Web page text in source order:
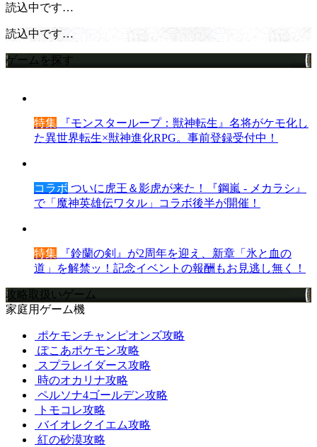
読込中です…
読込中です…
ゲームを探す
特集 『モンスターループ：獣神転生』名将がケモ化し
た異世界転生×獣神進化RPG。事前登録受付中！
コラボ ついに虎王＆影虎が来た！『鋼嵐 - メカラシ』
で「魔神英雄伝ワタル」コラボ後半が開催！
特集 『鈴蘭の剣』が2周年を迎え、新章「氷と血の
道」を解禁ッ！記念イベントの報酬もお見逃し無く！
攻略取扱いゲーム
家庭用ゲーム機
ポケモンチャンピオンズ攻略
ぽこあポケモン攻略
スプラレイダース攻略
時のオカリナ攻略
ペルソナ4ゴールデン攻略
トモコレ攻略
バイオレクイエム攻略
紅の砂漠攻略